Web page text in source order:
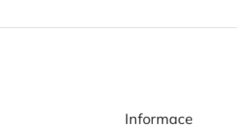
Informace